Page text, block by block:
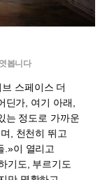
봅니다
스페이스 더
딘가, 여기 아래,
는 정도로 가까운
, 천천히 뛰고
.»이 열리고
기도, 부르기도